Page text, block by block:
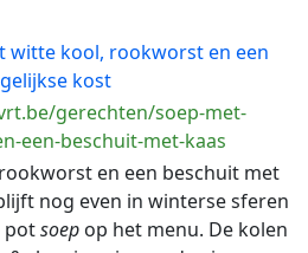
witte kool, rookworst en een
kost
gerechten/soep-met-
een-beschuit-met-kaas
en een beschuit met
nog even in winterse sferen
potsoep op het menu. De kolen